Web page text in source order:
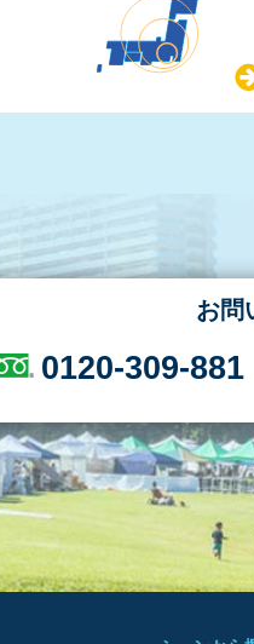
お問
0120-309-881